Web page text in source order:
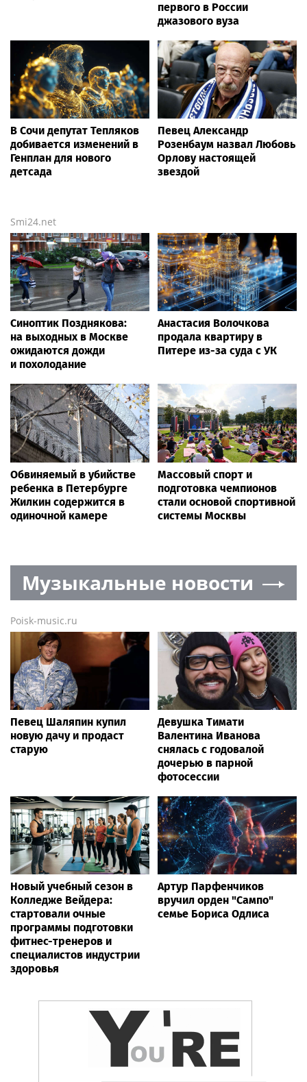
первого в России
джазового вуза
В Сочи депутат Тепляков
добивается изменений в
Генплан для нового
детсада
Певец Александр
Розенбаум назвал Любовь
Орлову настоящей
звездой
Smi24.net
Синоптик Позднякова:
на выходных в Москве
ожидаются дожди
и похолодание
Анастасия Волочкова
продала квартиру в
Питере из-за суда с УК
Обвиняемый в убийстве
ребенка в Петербурге
Жилкин содержится в
одиночной камере
Массовый спорт и
подготовка чемпионов
стали основой спортивной
системы Москвы
Музыкальные новости
Poisk-music.ru
Певец Шаляпин купил
новую дачу и продаст
старую
Девушка Тимати
Валентина Иванова
снялась с годовалой
дочерью в парной
фотосессии
Новый учебный сезон в
Колледже Вейдера:
стартовали очные
программы подготовки
фитнес-тренеров и
специалистов индустрии
здоровья
Артур Парфенчиков
вручил орден "Сампо"
семье Бориса Одлиса